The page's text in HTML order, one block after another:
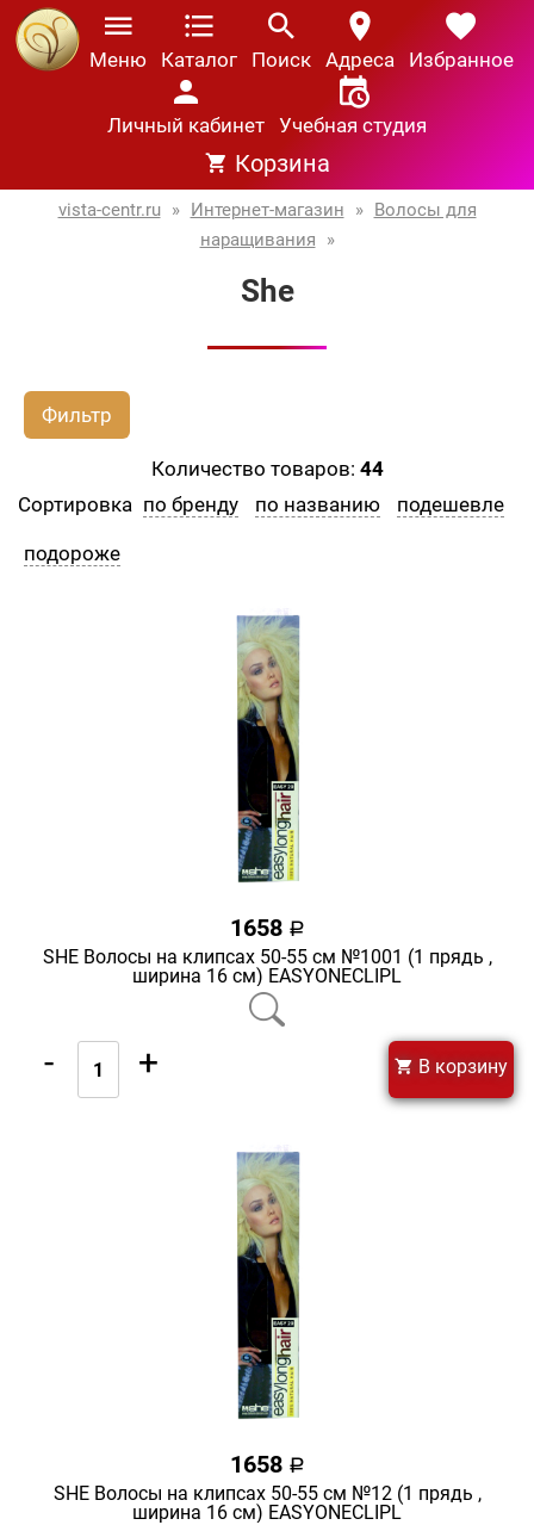
Меню Каталог Поиск Адреса Избранное
Личный кабинет Учебная студия
Корзина
vista-centr.ru » Интернет-магазин » Волосы для
наращивания
»
She
Фильтр
Количество товаров: 44
Сортировка по бренду по названию подешевле
подороже
1658 a
SHE Волосы на клипсах 50-55 см №1001 (1 прядь ,
ширина 16 см) EASYONECLIPL
- + В корзину
1658 a
SHE Волосы на клипсах 50-55 см №12 (1 прядь ,
ширина 16 см) EASYONECLIPL